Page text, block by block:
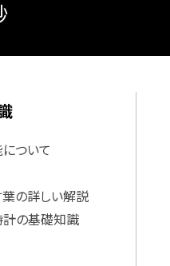
ついて
の詳しい解説
の基礎知識